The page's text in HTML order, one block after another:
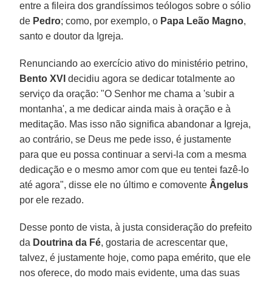
entre a fileira dos grandíssimos teólogos sobre o sólio
de Pedro; como, por exemplo, o Papa Leão Magno,
santo e doutor da Igreja.
Renunciando ao exercício ativo do ministério petrino,
Bento XVI decidiu agora se dedicar totalmente ao
serviço da oração: "O Senhor me chama a 'subir a
montanha', a me dedicar ainda mais à oração e à
meditação. Mas isso não significa abandonar a Igreja,
ao contrário, se Deus me pede isso, é justamente
para que eu possa continuar a servi-la com a mesma
dedicação e o mesmo amor com que eu tentei fazê-lo
até agora", disse ele no último e comovente Ângelus
por ele rezado.
Desse ponto de vista, à justa consideração do prefeito
da Doutrina da Fé, gostaria de acrescentar que,
talvez, é justamente hoje, como papa emérito, que ele
nos oferece, do modo mais evidente, uma das suas